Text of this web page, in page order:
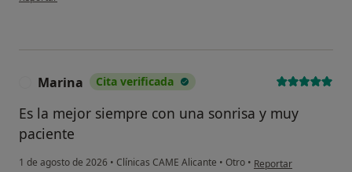
Marina Cita verificada
Es la mejor siempre con una sonrisa y muy
paciente
1 de agosto de 2026 • Clínicas CAME Alicante • Otro • en opinión del
Reportar